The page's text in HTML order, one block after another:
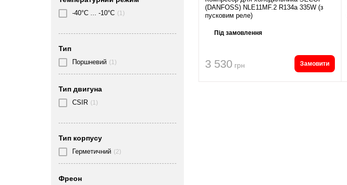
-40°C ... -10°C (1)
Тип
Поршневий (1)
Тип двигуна
CSIR (1)
Тип корпусу
Герметичний (2)
Фреон
(DANFOSS) NLE11MF.2 R134a 335W (з
пусковим реле)
Під замовлення
3 530 грн Замовити